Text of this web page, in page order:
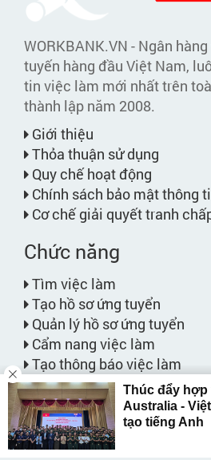
WORKBANK.VN - Ngân
tuyến hàng đầu Việt Nam,
tin việc làm mới nhất trên
thành lập năm 2008.
Giới thiệu
Thỏa thuận sử dụng
Quy chế hoạt động
Chính sách bảo mật thông
Cơ chế giải quyết tranh
Chức năng
Tìm việc làm
Tạo hồ sơ ứng tuyển
Quản lý hồ sơ ứng tuyển
Cẩm nang việc làm
Tạo thông báo việc làm
Việc làm phù hợp với bạn
Bảng giá dịch vụ
Website liên kết